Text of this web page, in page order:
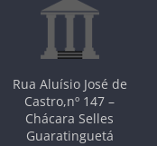
Rua Aluísio José de
Castro,nº 147 –
Chácara Selles
Guaratinguetá